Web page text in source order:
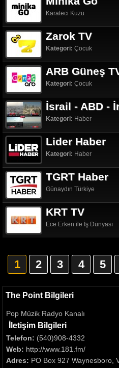
Karateci Kuzu
Zarok TV
Kategori: Çocuk
ARB Güneş
Kategori: Çocuk
İsrail - ABD -
Kategori: Haber
Lider Haber
Kategori: Haber
TGRT Haber
Günaydın Türkiye
KRT TV
Ece Erken ile İş Dünyası
1 2 3 4 5
The Point Bilgileri
Pop Müzik Radyo Kanalı
İletişim Bilgileri
Telefon: (540)908-4332
Web: http://www.181.fm/
Adres: PO Box 927 Waynesboro,